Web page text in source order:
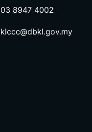
03 8947 4002
klccc@dbkl.gov.my